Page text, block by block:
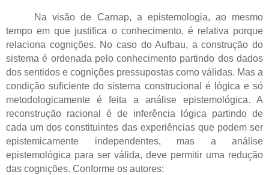
Na visão de Carnap, a epistemologia, ao mesmo
tempo em que justifica o conhecimento, é relativa porque
relaciona cognições. No caso do Aufbau, a construção do
sistema é ordenada pelo conhecimento partindo dos dados
dos sentidos e cognições pressupostas como válidas. Mas a
condição suficiente do sistema construcional é lógica e só
metodologicamente é feita a análise epistemológica. A
reconstrução racional é de inferência lógica partindo de
cada um dos constituintes das experiências que podem ser
epistemicamente independentes, mas a análise
epistemológica para ser válida, deve permitir uma redução
das cognições. Conforme os autores: